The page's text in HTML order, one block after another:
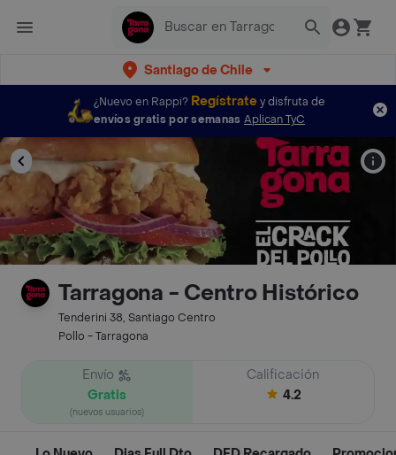
Santiago de Chile
¿Nuevo en Rappi? Regístratey disfruta de
envíos gratis por semanas Aplican TyC
Tarragona - Centro Histórico
Tenderini 38, Santiago Centro
Pollo - Tarragona
Envío
Gratis
(nuevos usuarios)
Calificación
4.2